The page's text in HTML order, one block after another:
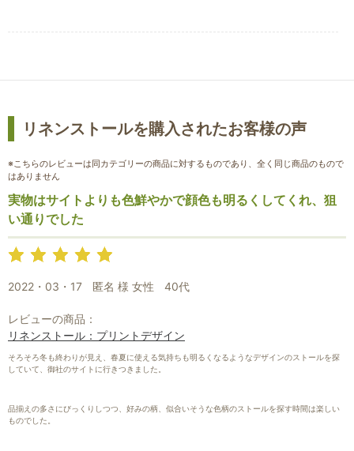
お買い物を続ける
リネンストールを購入されたお客様の声
※こちらのレビューは同カテゴリーの商品に対するものであり、全く同じ商品のもので
はありません
実物はサイトよりも色鮮やかで顔色も明るくしてくれ、狙
い通りでした
2022・03・17 匿名 様 女性 40代
レビューの商品：
リネンストール：プリントデザイン
そろそろ冬も終わりが見え、春夏に使える気持ちも明るくなるようなデザインのストールを探
していて、御社のサイトに行きつきました。
品揃えの多さにびっくりしつつ、好みの柄、似合いそうな色柄のストールを探す時間は楽しい
ものでした。